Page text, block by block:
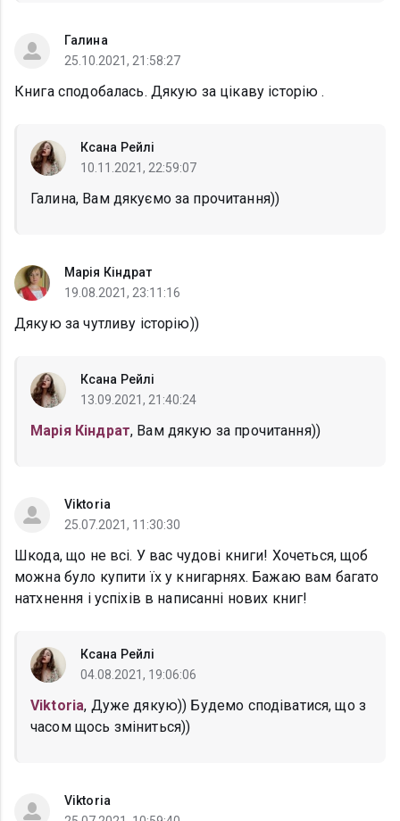
Галина
25.10.2021, 21:58:27
Книга сподобалась. Дякую за цікаву історію .
Ксана Рейлі
10.11.2021, 22:59:07
Галина, Вам дякуємо за прочитання))
Марія Кіндрат
19.08.2021, 23:11:16
Дякую за чутливу історію))
Ксана Рейлі
13.09.2021, 21:40:24
Марія Кіндрат, Вам дякую за прочитання))
Viktoria
25.07.2021, 11:30:30
Шкода, що не всі. У вас чудові книги! Хочеться, щоб
можна було купити їх у книгарнях. Бажаю вам багато
натхнення і успіхів в написанні нових книг!
Ксана Рейлі
04.08.2021, 19:06:06
Viktoria, Дуже дякую)) Будемо сподіватися, що з
часом щось зміниться))
Viktoria